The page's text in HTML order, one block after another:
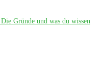
Gründe und was du wissen